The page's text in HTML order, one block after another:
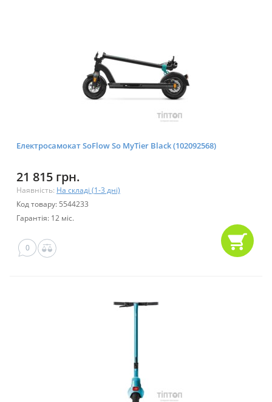
Електросамокат SoFlow So MyTier Black (102092568)
21 815 грн.
Наявність: На складі (1-3 дні)
Код товару: 5544233
Гарантія: 12 міс.
0